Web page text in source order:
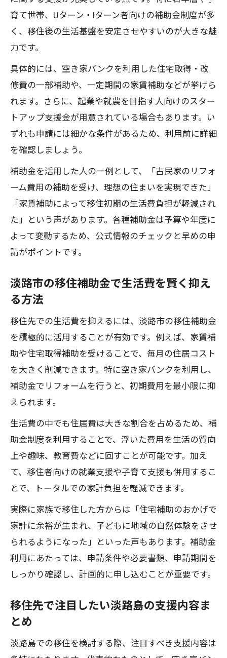
育て世帯、Uターン・Iターン者向けの補助金制度が多
く、移住後の生活基盤を安定させやすいのが大きな魅
力です。
具体的には、空き家バンクを利用した住宅取得・改
修費の一部補助や、一定期間の家賃補助などが挙げら
れます。さらに、起業や就農を目指す人向けのスター
トアップ支援金が用意されている場合もあります。い
ずれも申請には細かな条件があるため、利用前に詳細
を確認しましょう。
補助金を活用した人の一例として、「古民家のリフォ
ーム費用の補助を受け、理想の住まいを実現できた」
「家賃補助によって移住初期の生活費負担が軽減され
た」という声があります。各種補助金は予算や年度に
よって変動するため、公式情報のチェックと早めの申
請がポイントです。
淡路市の移住補助金で生活費を賢く抑え
る方法
移住先での生活費を抑えるには、淡路市の移住補助金
を積極的に活用することが有効です。例えば、家賃補
助や住宅取得補助を受けることで、毎月の住居コスト
を大きく削減できます。特に空き家バンクを利用し、
補助金でリフォームを行うと、初期費用を最小限に抑
えられます。
生活費の中でも住居費は大きな割合を占めるため、補
助金制度を利用することで、浮いた費用を生活の質向
上や趣味、教育費などに回すことが可能です。加え
て、移住者向けの就業支援や子育て支援も併用するこ
とで、トータルでの家計負担を軽減できます。
実際に家族で移住した方からは「住宅補助のおかげで
家計に余裕が生まれ、子どもに地域の自然体験をさせ
られるようになった」といった声もあります。補助金
利用にあたっては、申請条件や必要書類、申請期間を
しっかり確認し、計画的に申し込むことが重要です。
移住先で注目したい淡路島の支援内容ま
とめ
淡路島での移住を検討する際、注目すべき支援内容は